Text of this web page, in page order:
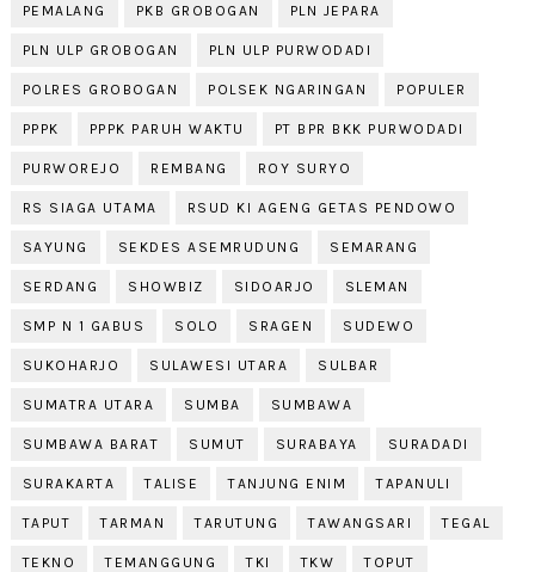
PEMALANG PKB GROBOGAN PLN JEPARA
PLN ULP GROBOGAN PLN ULP PURWODADI
POLRES GROBOGAN POLSEK NGARINGAN POPULER
PPPK PPPK PARUH WAKTU PT BPR BKK PURWODADI
PURWOREJO REMBANG ROY SURYO
RS SIAGA UTAMA RSUD KI AGENG GETAS PENDOWO
SAYUNG SEKDES ASEMRUDUNG SEMARANG
SERDANG SHOWBIZ SIDOARJO SLEMAN
SMP N 1 GABUS SOLO SRAGEN SUDEWO
SUKOHARJO SULAWESI UTARA SULBAR
SUMATRA UTARA SUMBA SUMBAWA
SUMBAWA BARAT SUMUT SURABAYA SURADADI
SURAKARTA TALISE TANJUNG ENIM TAPANULI
TAPUT TARMAN TARUTUNG TAWANGSARI TEGAL
TEKNO TEMANGGUNG TKI TKW TOPUT